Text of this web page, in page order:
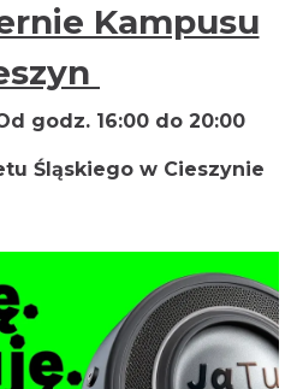
Kampusu
godz. 16:00 do 20:00
Śląskiego w Cieszynie